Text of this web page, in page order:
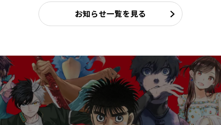
お知らせ一覧を見る